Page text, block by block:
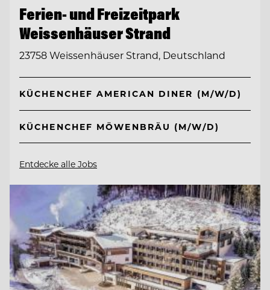
Ferien- und Freizeitpark
Weissenhäuser Strand
23758 Weissenhäuser Strand, Deutschland
KÜCHENCHEF AMERICAN DINER (M/W/D)
KÜCHENCHEF MÖWENBRÄU (M/W/D)
Entdecke alle Jobs